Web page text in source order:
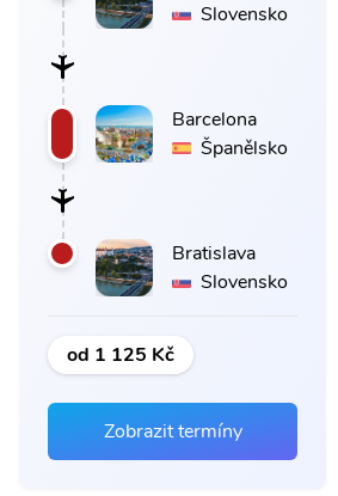
Slovensko
Barcelona
Španělsko
Bratislava
Slovensko
od 1 125 Kč
Zobrazit termíny